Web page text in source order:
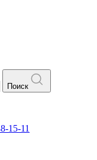
Поиск
15-11